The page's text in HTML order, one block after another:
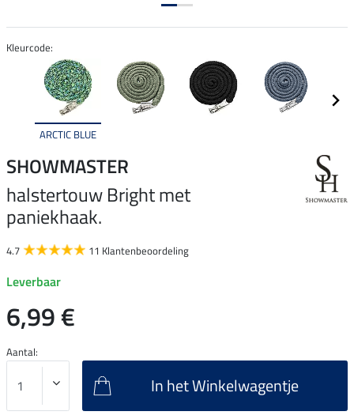
Kleurcode:
ARCTIC BLUE
SHOWMASTER
halstertouw Bright met
paniekhaak.
4.7 11 Klantenbeoordeling
Leverbaar
6,99 €
Aantal:
In het Winkelwagentje